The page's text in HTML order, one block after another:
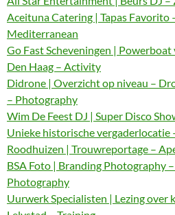
Aceituna Catering | Tapas Favorito
Mediterranean
Go Fast Scheveningen | Powerboat
Den Haag – Activity
Didrone | Overzicht op niveau –
– Photography
Wim De Feest DJ | Super Disco
Unieke historische vergaderlocatie
Roodhuizen | Trouwreportage –
BSA Foto | Branding Photography
Photography
Uurwerk Specialisten | Lezing over